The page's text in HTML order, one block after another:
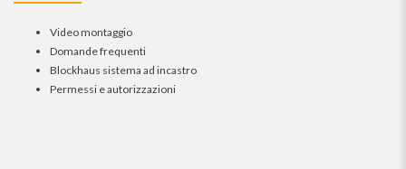
Video montaggio
Domande frequenti
Blockhaus sistema ad incastro
Permessi e autorizzazioni